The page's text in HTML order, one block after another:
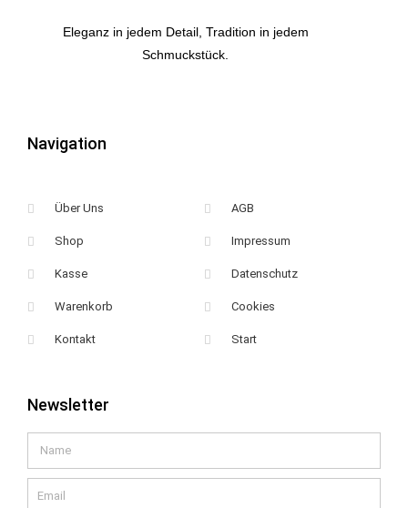
Eleganz in jedem Detail, Tradition in jedem
Schmuckstück.
Navigation
Über Uns
Shop
Kasse
Warenkorb
Kontakt
AGB
Impressum
Datenschutz
Cookies
Start
Newsletter